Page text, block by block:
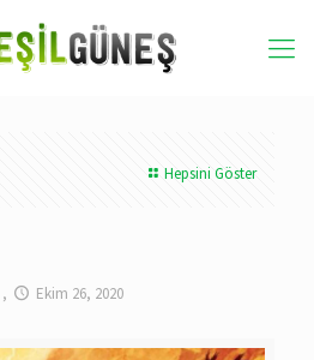
Hepsini Göster
, Ekim 26, 2020